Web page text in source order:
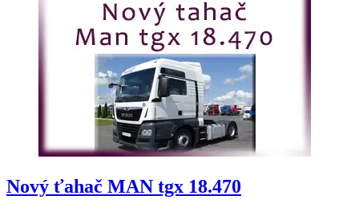
Nový ťahač MAN tgx 18.470